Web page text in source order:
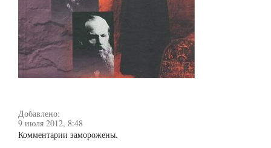
Добавлено:
9 июля 2012, 8:48
Комментарии заморожены.